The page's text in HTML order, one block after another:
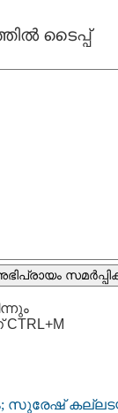
ടൈപ്പ്
സുരേഷ്